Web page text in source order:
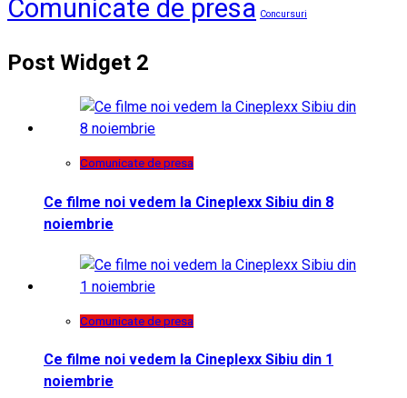
Comunicate de presa Concursuri
Post Widget 2
Comunicate de presa
Ce filme noi vedem la Cineplexx Sibiu din 8
noiembrie
Comunicate de presa
Ce filme noi vedem la Cineplexx Sibiu din 1
noiembrie